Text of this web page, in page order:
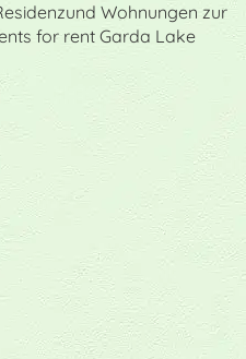
Wohnungen zur
for rent Garda Lake